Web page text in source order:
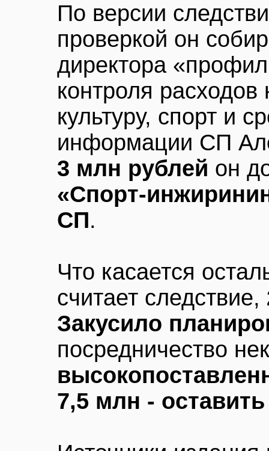
По версии
проверкой он
директора
контроля расходов
культуру, спорт и
информации СП
3 млн рублей он
«Спорт-
СП.
Что касается
считает следствие,
Закусило
посредничество
7,5 млн -